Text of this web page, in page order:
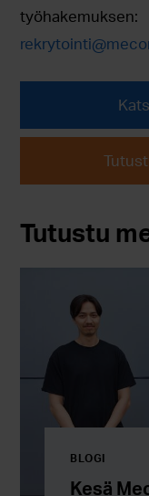
työhakemuksen:
Tutustu
BLOGI
Kesä